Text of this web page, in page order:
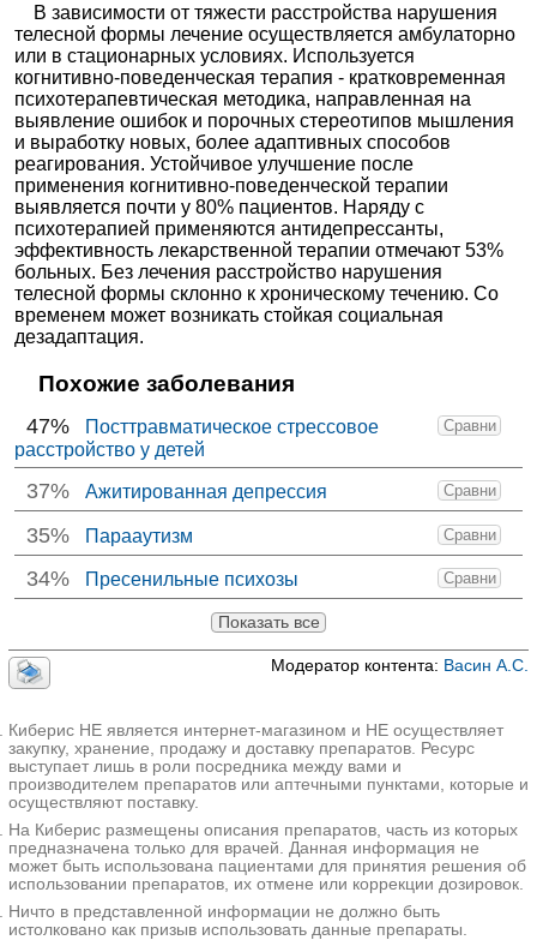
В зависимости от тяжести расстройства нарушения
телесной формы лечение осуществляется амбулаторно
или в стационарных условиях. Используется
когнитивно-поведенческая терапия - кратковременная
психотерапевтическая методика, направленная на
выявление ошибок и порочных стереотипов мышления
и выработку новых, более адаптивных способов
реагирования. Устойчивое улучшение после
применения когнитивно-поведенческой терапии
выявляется почти у 80% пациентов. Наряду с
психотерапией применяются антидепрессанты,
эффективность лекарственной терапии отмечают 53%
больных. Без лечения расстройство нарушения
телесной формы склонно к хроническому течению. Со
временем может возникать стойкая социальная
дезадаптация.
Похожие заболевания
47% Сравни
Посттравматическое стрессовое
расстройство у детей
37% Сравни
Ажитированная депрессия
35% Сравни
Парааутизм
34% Сравни
Пресенильные психозы
Показать все
Модератор контента: Васин А.С.
Киберис НЕ является интернет-магазином и НЕ осуществляет
закупку, хранение, продажу и доставку препаратов. Ресурс
выступает лишь в роли посредника между вами и
производителем препаратов или аптечными пунктами, которые и
осуществляют поставку.
На Киберис размещены описания препаратов, часть из которых
предназначена только для врачей. Данная информация не
может быть использована пациентами для принятия решения об
использовании препаратов, их отмене или коррекции дозировок.
Ничто в представленной информации не должно быть
истолковано как призыв использовать данные препараты.